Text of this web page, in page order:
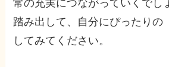
常の充実につながっていくでし
踏み出して、自分にぴったりの
してみてください。